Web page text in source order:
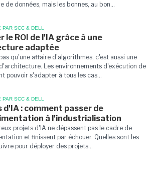
de données, mais les bonnes, au bon...
SCC & DELL
le ROI de l'IA grâce à une
adaptée
qu'une affaire d'algorithmes, c'est aussi une
Les environnements d'exécution de
pouvoir s'adapter à tous les cas...
SCC & DELL
d'IA : comment passer de
à l'industrialisation
projets d'IA ne dépassent pas le cadre de
et finissent par échouer. Quelles sont les
pour déployer des projets...